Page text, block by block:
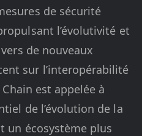
de sécurité
l’évolutivité et
de nouveaux
sur l’interopérabilité
est appelée à
de l’évolution de la
un écosystème plus